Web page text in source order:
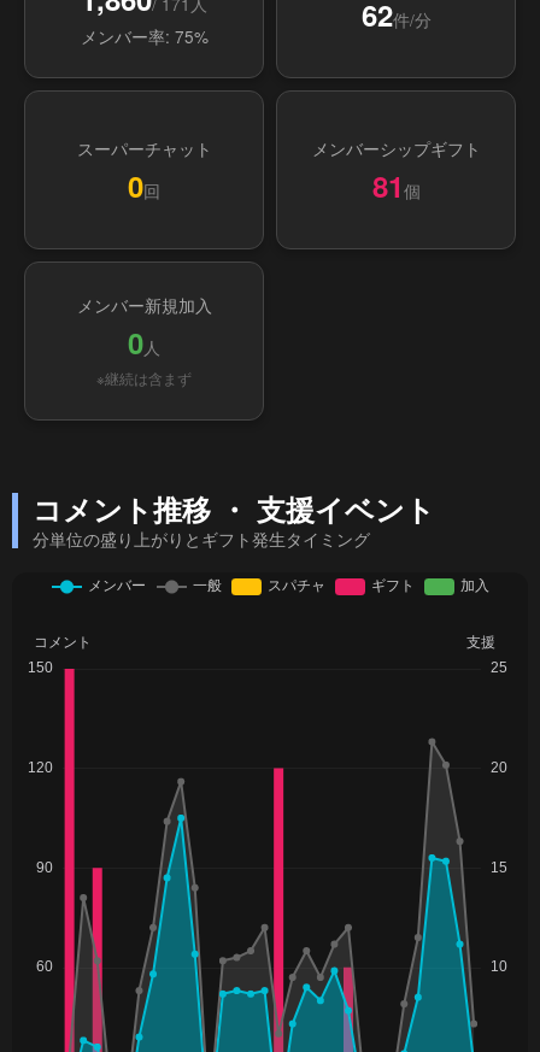
メンバー率: 75%
62件/分
スーパーチャット
0回
メンバーシップギフト
81 個
メンバー新規加入
0人
※継続は含まず
コメント推移 ・ 支援イベント
分単位の盛り上がりとギフト発生タイミング